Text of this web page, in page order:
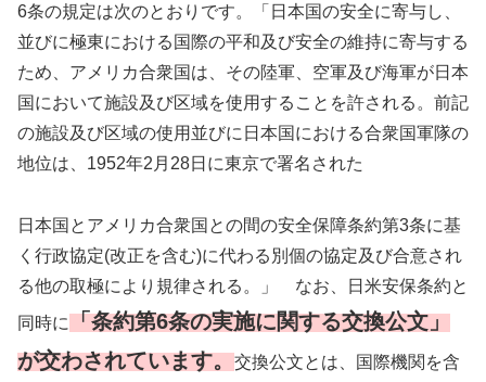
6条の規定は次のとおりです。「日本国の安全に寄与し、
並びに極東における国際の平和及び安全の維持に寄与する
ため、アメリカ合衆国は、その陸軍、空軍及び海軍が日本
国において施設及び区域を使用することを許される。前記
の施設及び区域の使用並びに日本国における合衆国軍隊の
地位は、1952年2月28日に東京で署名された
日本国とアメリカ合衆国との間の安全保障条約第3条に基
く行政協定(改正を含む)に代わる別個の協定及び合意され
る他の取極により規律される。」 なお、日米安保条約と
同時に「条約第6条の実施に関する交換公文」
が交わされています。交換公文とは、国際機関を含